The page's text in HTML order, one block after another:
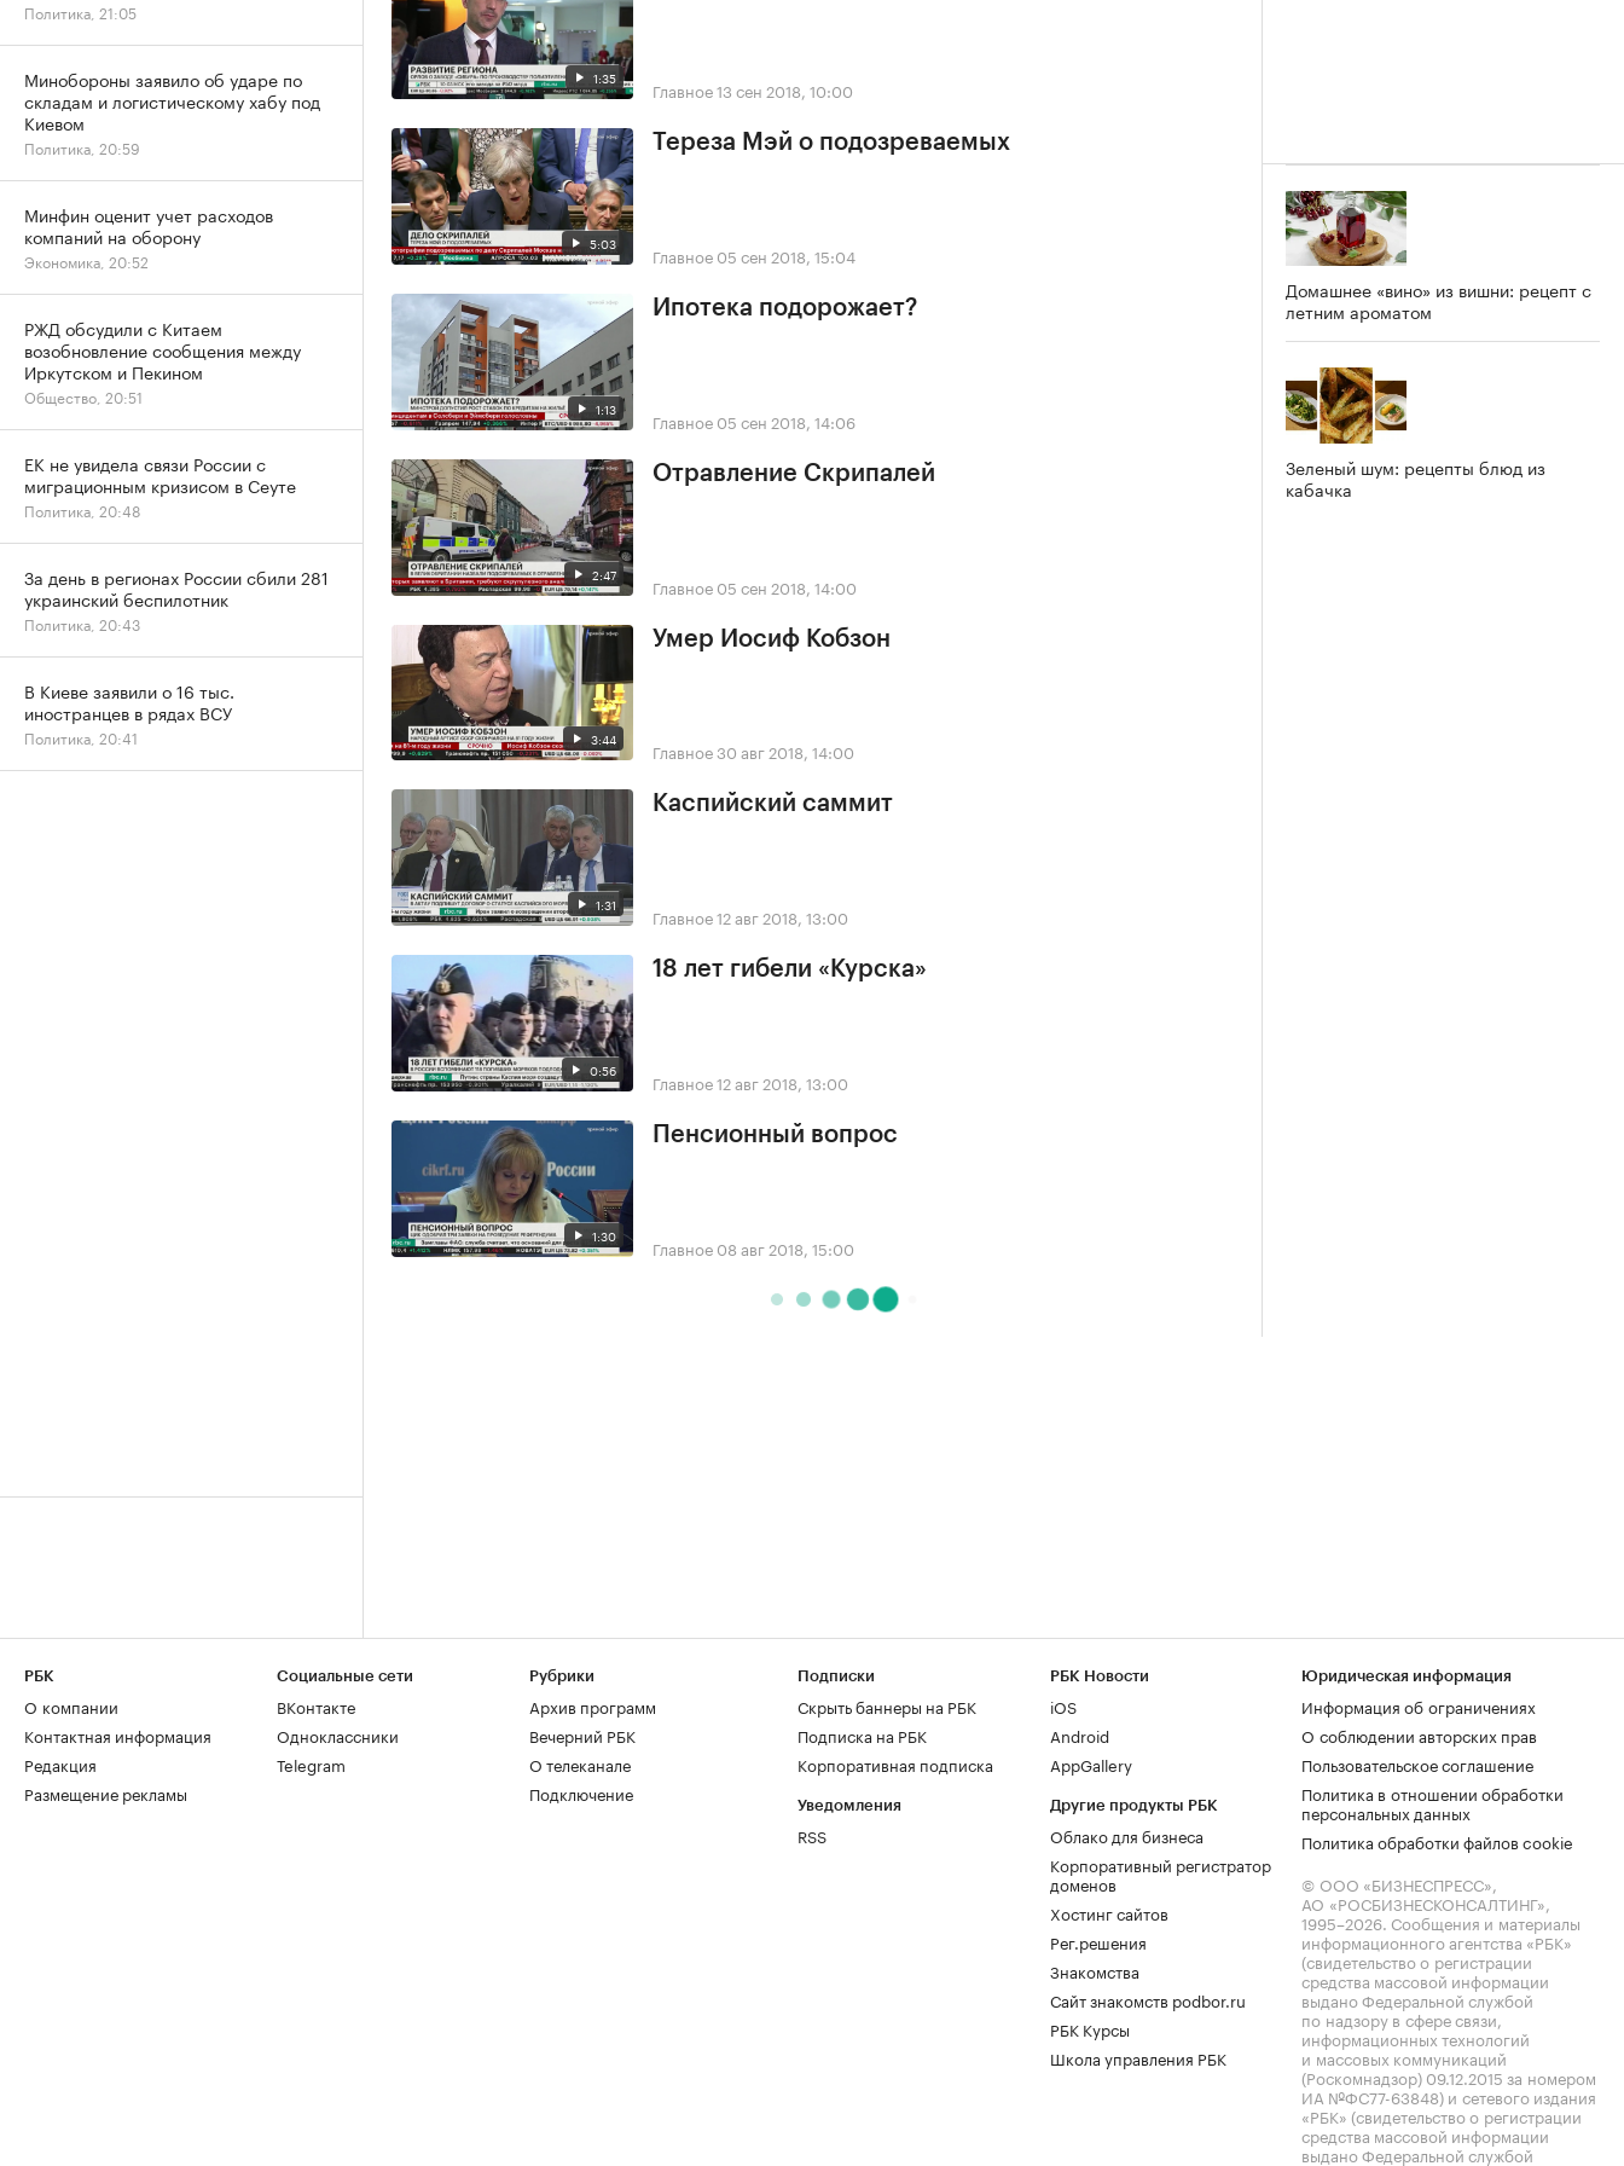
1:35 Главное13 сен 2018, 10:00
5:03
Тереза Мэй о подозреваемых
Главное 05 сен 2018, 15:04
1:13
Ипотека подорожает?
Главное 05 сен 2018, 14:06
2:47
Отравление Скрипалей
Главное 05 сен 2018, 14:00
3:44
Умер Иосиф Кобзон
Главное30 авг 2018, 14:00
1:31
Каспийский саммит
Главное12 авг 2018, 13:00
0:56
18 лет гибели «Курска»
Главное12 авг 2018, 13:00
1:30
Пенсионный вопрос
Главное 08 авг 2018, 15:00
Домашнее «вино» из вишни: рецепт с
летним ароматом
Зеленый шум: рецепты блюд из
кабачка
Политика, 21:05
Минобороны заявило об ударе по
складам и логистическому хабу под
Киевом
Политика, 20:59
Минфин оценит учет расходов
компаний на оборону
Экономика, 20:52
РЖД обсудили с Китаем
возобновление сообщения между
Иркутском и Пекином
Общество, 20:51
ЕК не увидела связи России с
миграционным кризисом в Сеуте
Политика, 20:48
За день в регионах России сбили 281
украинский беспилотник
Политика, 20:43
В Киеве заявили о 16 тыс.
иностранцев в рядах ВСУ
Политика, 20:41
РБК
О компании
Контактная информация
Редакция
Размещение рекламы
Социальные сети
ВКонтакте
Одноклассники
Telegram
Рубрики
Архив программ
Вечерний РБК
О телеканале
Подключение
Подписки
Скрыть баннеры на РБК
Подписка на РБК
Корпоративная подписка
Уведомления
RSS
РБК Новости
iOS
Android
AppGallery
Другие продукты РБК
Облако для бизнеса
Корпоративный регистратор
доменов
Хостинг сайтов
Рег.решения
Знакомства
Сайт знакомств podbor.ru
РБК Курсы
Школа управления РБК
Юридическая информация
Информация об ограничениях
О соблюдении авторских прав
Пользовательское соглашение
Политика в отношении обработки
персональных данных
Политика обработки файлов cookie
© ООО «БИЗНЕСПРЕСС»,
АО «РОСБИЗНЕСКОНСАЛТИНГ»,
1995–2026. Сообщения и материалы
информационного агентства «РБК»
(свидетельство о регистрации
средства массовой информации
выдано Федеральной службой
по надзору в сфере связи,
информационных технологий
и массовых коммуникаций
(Роскомнадзор) 09.12.2015 за номером
ИА №ФС77-63848) и сетевого издания
«РБК» (свидетельство о регистрации
средства массовой информации
выдано Федеральной службой